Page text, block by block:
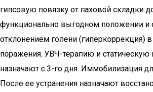
гипсовую повязку от паховой складки
функционально выгодном положении и
отклонением голени (гиперкоррекция) в
поражения. УВЧ-терапию и статическую
назначают с 3-го дня. Иммобилизация
После ее устранения назначают